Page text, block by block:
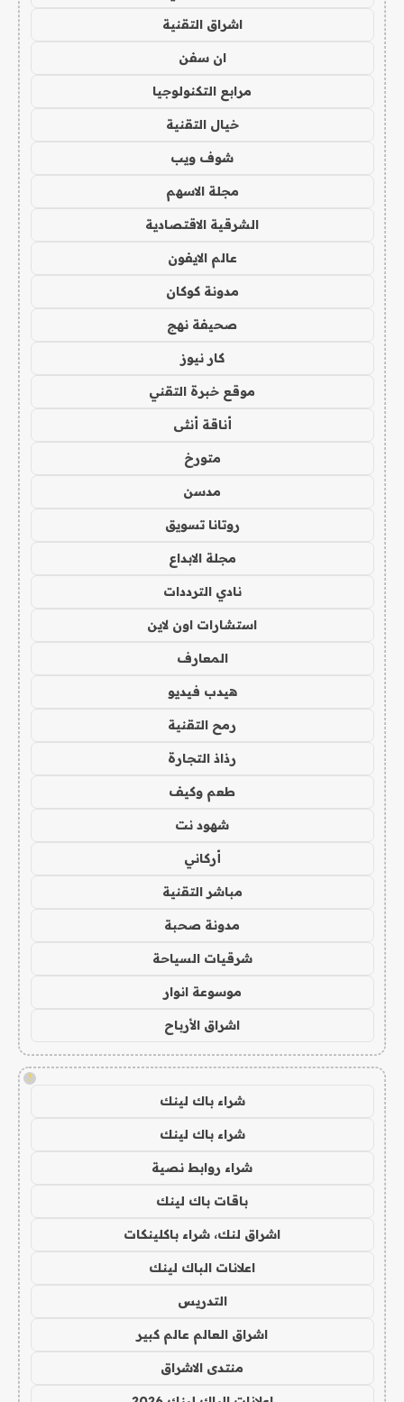
اشراق التقنية
ان سفن
مرابع التكنولوجيا
خيال التقنية
شوف ويب
مجلة الاسهم
الشرقية الاقتصادية
عالم الايفون
مدونة كوكان
صحيفة نهج
كار نيوز
موقع خبرة التقني
أناقة أنثى
متورخ
مدسن
روتانا تسويق
مجلة الابداع
نادي الترددات
استشارات اون لاين
المعارف
هيدب فيديو
رمح التقنية
رذاذ التجارة
طعم وكيف
شهود نت
أركاني
مباشر التقنية
مدونة صحبة
شرقيات السياحة
موسوعة انوار
اشراق الأرباح
!
شراء باك لينك
شراء باك لينك
شراء روابط نصية
باقات باك لينك
اشراق لنك، شراء باكلينكات
اعلانات الباك لينك
التدريس
اشراق العالم عالم كبير
منتدى الاشراق